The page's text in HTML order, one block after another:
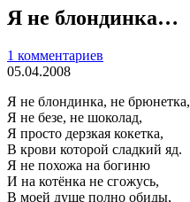
Я не блондинка…
1 комментариев
05.04.2008
Я не блондинка, не брюнетка,
Я не безе, не шоколад,
Я просто дерзкая кокетка,
В крови которой сладкий яд.
Я не похожа на богиню
И на котёнка не сгожусь,
В моей душе полно обиды,